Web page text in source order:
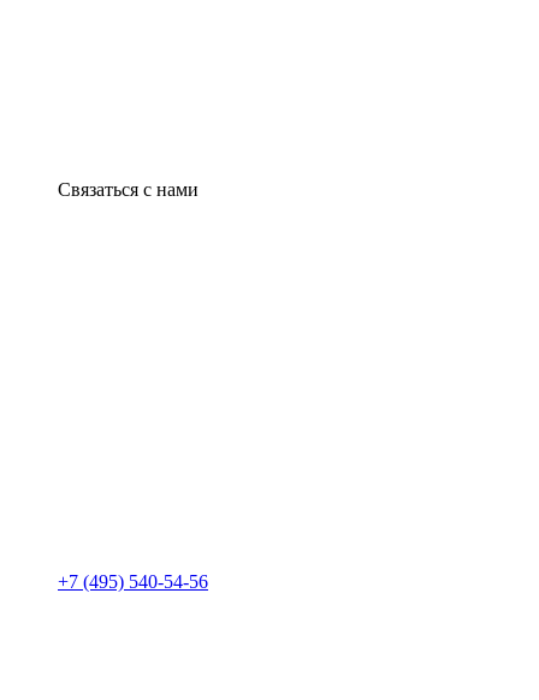
Связаться с нами
+7 (495) 540-54-56